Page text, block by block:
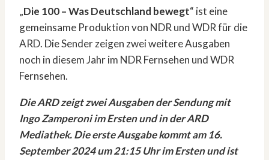
„Die 100 – Was Deutschland bewegt“ ist eine
gemeinsame Produktion von NDR und WDR für die
ARD. Die Sender zeigen zwei weitere Ausgaben
noch in diesem Jahr im NDR Fernsehen und WDR
Fernsehen.
Die ARD zeigt zwei Ausgaben der Sendung mit
Ingo Zamperoni im Ersten und in der ARD
Mediathek. Die erste Ausgabe kommt am 16.
September 2024 um 21:15 Uhr im Ersten und ist